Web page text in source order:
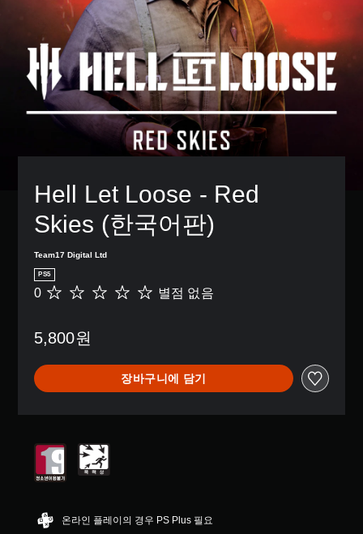
Hell Let Loose - Red
Skies (한국어판)
Team17 Digital Ltd
PS5
별
음
0 별점 없음
5,800원
장바구니에 담기
온라인 플레이의 경우 PS Plus 필요